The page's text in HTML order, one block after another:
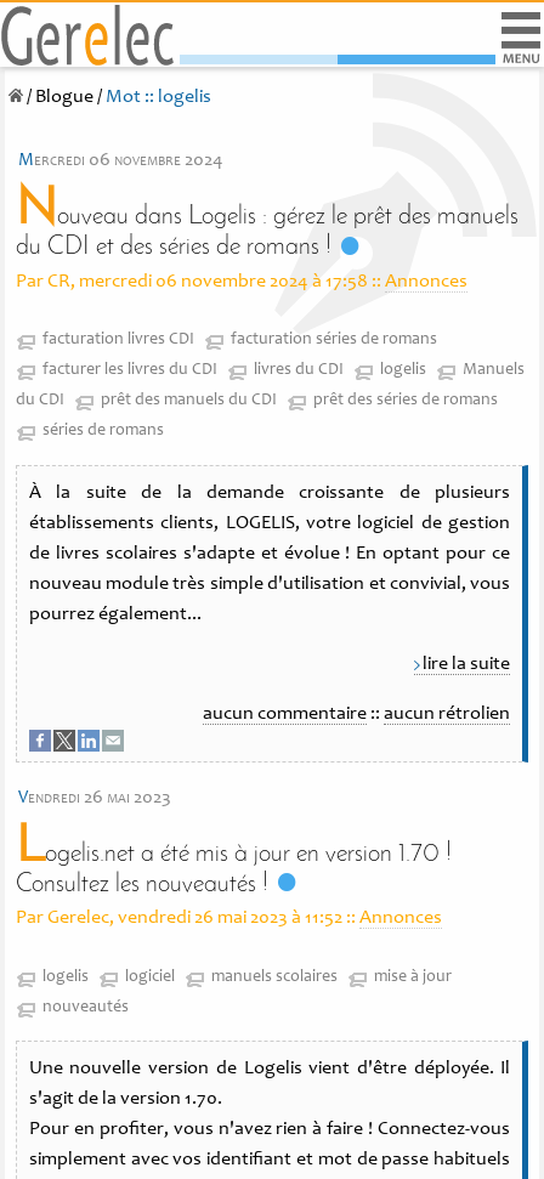
/ Blogue/ Mot :: logelis
mercredi 06 novembre 2024
Nouveau dans Logelis : gérez le prêt des manuels
du CDI et des séries de romans !
Par CR, mercredi 06 novembre 2024 à 17:58 :: Annonces
facturation livres CDI
facturation séries de romans
facturer les livres du CDI
livres du CDI logelis
Manuels
du CDI
prêt des manuels du CDI
prêt des séries de romans
séries de romans
À la suite de la demande croissante de plusieurs
établissements clients, LOGELIS, votre logiciel de gestion
de livres scolaires s'adapte et évolue ! En optant pour ce
nouveau module très simple d'utilisation et convivial, vous
pourrez également...
lire la suite
aucun commentaire :: aucun rétrolien
vendredi 26 mai 2023
Logelis.net a été mis à jour en version 1.70 !
Consultez les nouveautés !
Par Gerelec, vendredi 26 mai 2023 à 11:52 :: Annonces
logelis logiciel manuels scolaires
mise à jour
nouveautés
Une nouvelle version de Logelis vient d'être déployée. Il
s'agit de la version 1.70.
Pour en profiter, vous n'avez rien à faire ! Connectez-vous
simplement avec vos identifiant et mot de passe habituels